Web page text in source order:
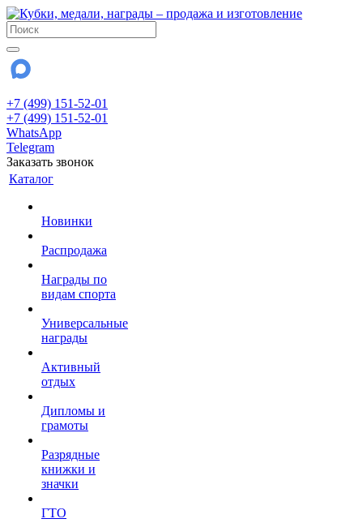
+7 (499) 151-52-01
+7 (499) 151-52-01
WhatsApp
Telegram
Заказать звонок
Каталог
Новинки
Распродажа
Награды по
видам спорта
Универсальные
награды
Активный
отдых
Дипломы и
грамоты
Разрядные
книжки и
значки
ГТО